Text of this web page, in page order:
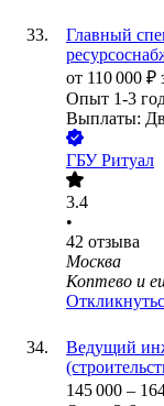
Главный
от 110 000 ₽
Опыт 1-3
Выплаты:
ГБУ Ритуал
3.4
•
42 отзыва
Москва
Коптево и
Ведущий
145 000 –